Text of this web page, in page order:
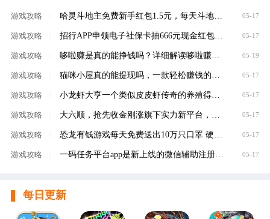
游戏攻略 哈灵斗地主免费新手红包1.5元，每天斗地主领元 05-17
游戏攻略 招行APP申领电子社保卡抽666元现金红包，100%有礼 05-17
游戏攻略 哆啦赚是真的能挣钱吗？详细解读哆啦赚是不是 05-19
游戏攻略 05-17
游戏攻略 小龙虾大亨一个类似皮皮虾传奇的养殖得分红虾 05-17
游戏攻略 05-17
游戏攻略 05-17
游戏攻略 一码任务平台app是新上线的微信辅助注册赚钱平 05-17
每日更新